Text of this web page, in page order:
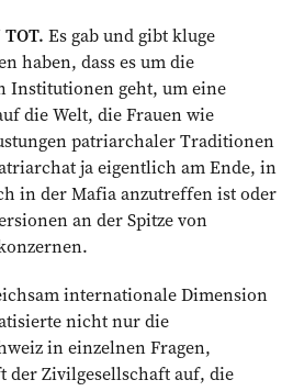
TOT. Es gab und gibt kluge
haben, dass es um die
Institutionen geht, um eine
die Welt, die Frauen wie
patriarchaler Traditionen
ja eigentlich am Ende, in
in der Mafia anzutreffen ist oder
an der Spitze von
internationale Dimension
nicht nur die
in einzelnen Fragen,
der Zivilgesellschaft auf, die